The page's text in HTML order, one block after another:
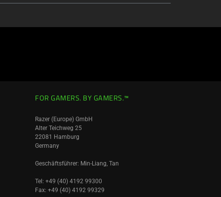
FOR GAMERS. BY GAMERS.™
Razer (Europe) GmbH
Alter Teichweg 25
22081 Hamburg
Germany
Geschäftsführer: Min-Liang, Tan
Tel: +49 (40) 4192 99300
Fax: +49 (40) 4192 99329